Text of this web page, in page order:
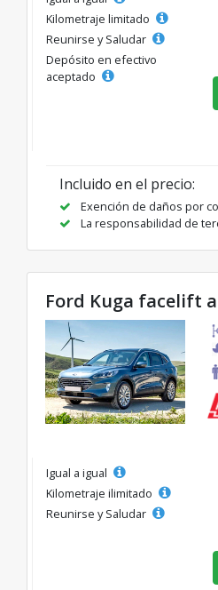
Kilometraje limitado
Reunirse y Saludar
Depósito en efectivo
aceptado
Incluido en el precio:
Exención de daños por
La responsabilidad de
Ford Kuga facelift
Igual a igual
Kilometraje ilimitado
Reunirse y Saludar